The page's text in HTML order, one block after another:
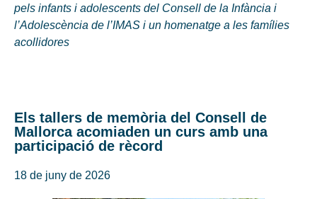
pels infants i adolescents del Consell de la Infància i
l’Adolescència de l’IMAS i un homenatge a les famílies
acollidores
Els tallers de memòria del Consell de
Mallorca acomiaden un curs amb una
participació de rècord
18 de juny de 2026